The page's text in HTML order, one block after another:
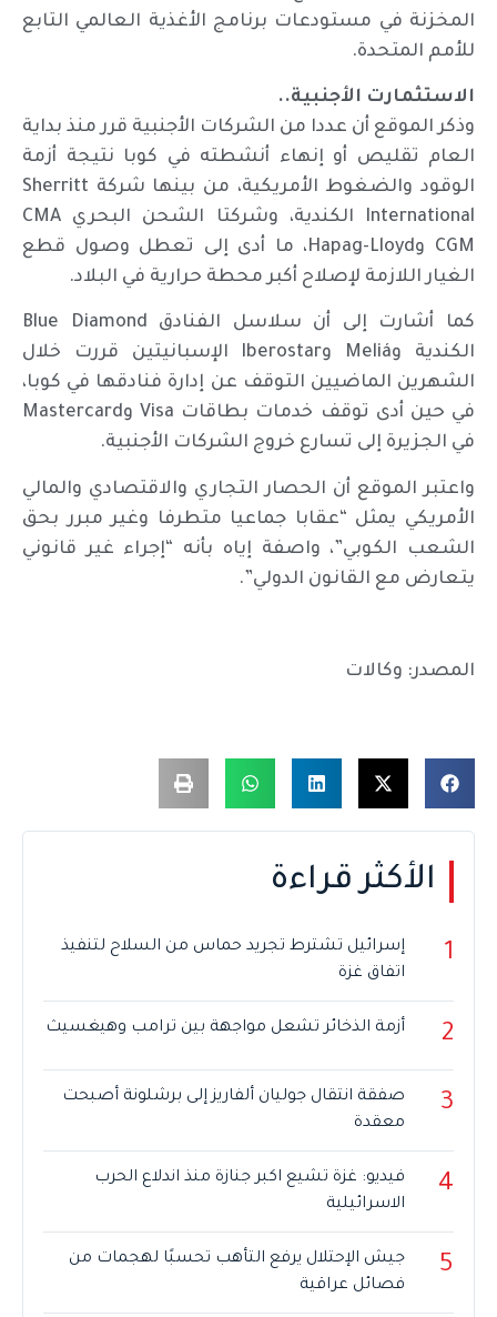
المخزنة في مستودعات برنامج الأغذية العالمي التابع
للأمم المتحدة.
الاستثمارت الأجنبية..
وذكر الموقع أن عددا من الشركات الأجنبية قرر منذ بداية
العام تقليص أو إنهاء أنشطته في كوبا نتيجة أزمة
الوقود والضغوط الأمريكية، من بينها شركة Sherritt
International الكندية، وشركتا الشحن البحري CMA
CGM وHapag-Lloyd، ما أدى إلى تعطل وصول قطع
الغيار اللازمة لإصلاح أكبر محطة حرارية في البلاد.
كما أشارت إلى أن سلاسل الفنادق Blue Diamond
الكندية وMeliá وIberostar الإسبانيتين قررت خلال
الشهرين الماضيين التوقف عن إدارة فنادقها في كوبا،
في حين أدى توقف خدمات بطاقات Visa وMastercard
في الجزيرة إلى تسارع خروج الشركات الأجنبية.
واعتبر الموقع أن الحصار التجاري والاقتصادي والمالي
الأمريكي يمثل “عقابا جماعيا متطرفا وغير مبرر بحق
الشعب الكوبي”، واصفة إياه بأنه “إجراء غير قانوني
يتعارض مع القانون الدولي”.
المصدر: وكالات
الأكثر قراءة
1
إسرائيل تشترط تجريد حماس من السلاح لتنفيذ
اتفاق غزة
2 أزمة الذخائر تشعل مواجهة بين ترامب وهيغسيث
3
صفقة انتقال جوليان ألفاريز إلى برشلونة أصبحت
معقدة
4
فيديو: غزة تشيع اكبر جنازة منذ اندلاع الحرب
الاسرائيلية
5
جيش الإحتلال يرفع التأهب تحسبًا لهجمات من
فصائل عراقية